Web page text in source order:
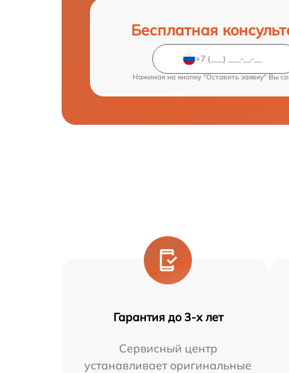
Бесплатная
Нажимая на кнопку "Оставить заявку" Вы
Гарантия до 3-х лет
Сервисный центр
устанавливает оригинальные